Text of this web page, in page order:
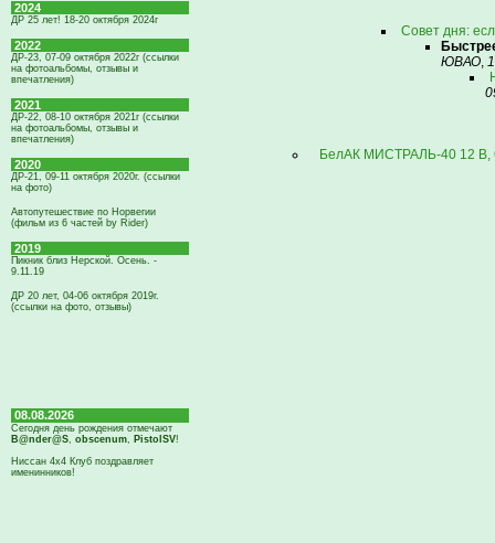
2024
ДР 25 лет! 18-20 октября 2024г
2022
ДР-23, 07-09 октября 2022г (ссылки
на фотоальбомы, отзывы и
впечатления)
2021
ДР-22, 08-10 октября 2021г (ссылки
на фотоальбомы, отзывы и
впечатления)
2020
ДР-21, 09-11 октября 2020г. (ссылки
на фото)
Автопутешествие по Норвегии
(фильм из 6 частей by Rider)
2019
Пикник близ Нерской. Осень. -
9.11.19
ДР 20 лет, 04-06 октября 2019г.
(ссылки на фото, отзывы)
08.08.2026
Сегодня день рождения отмечают
B@nder@S, obscenum, PistolSV!
Ниссан 4х4 Клуб поздравляет
именинников!
Совет дня:
ЮВАО,
БелАК МИСТРАЛЬ-40 12 В,